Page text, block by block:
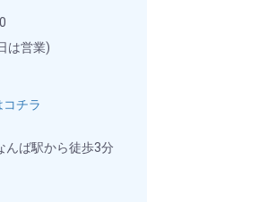
は営業)
チラ
んば駅から徒歩3分